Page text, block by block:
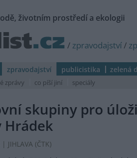
životním prostředí a ekologii
/ zpravodajství/
zpravodajství publicistika zelená
zprávy co píší jiní speciály
skupiny pro
JIHLAVA (ČTK)